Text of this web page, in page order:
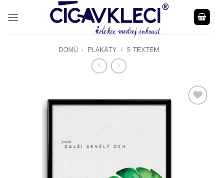
DOMŮ / PLAKÁTY / S TEXTEM